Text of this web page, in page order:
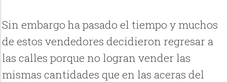
Sin embargo ha pasado el tiempo y muchos
de estos vendedores decidieron regresar a
las calles porque no logran vender las
mismas cantidades que en las aceras del